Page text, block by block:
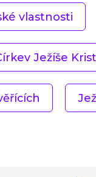
vlastnosti
Ježíše